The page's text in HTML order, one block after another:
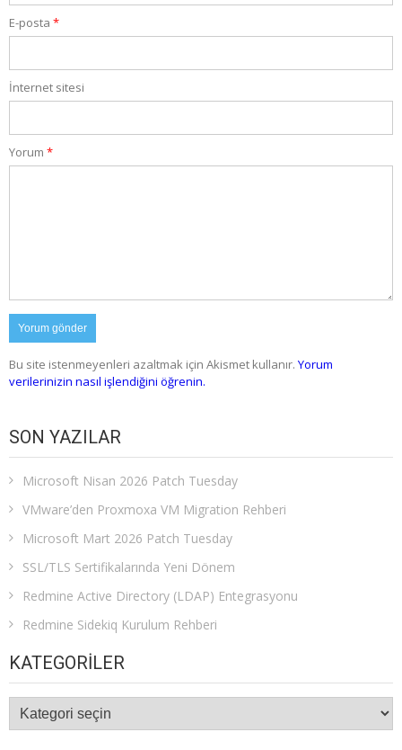
E-posta *
İnternet sitesi
Yorum *
Bu site istenmeyenleri azaltmak için Akismet kullanır. Yorum
verilerinizin nasıl işlendiğini öğrenin.
SON YAZILAR
Microsoft Nisan 2026 Patch Tuesday
VMware’den Proxmoxa VM Migration Rehberi
Microsoft Mart 2026 Patch Tuesday
SSL/TLS Sertifikalarında Yeni Dönem
Redmine Active Directory (LDAP) Entegrasyonu
Redmine Sidekiq Kurulum Rehberi
KATEGORILER
Kategoriler